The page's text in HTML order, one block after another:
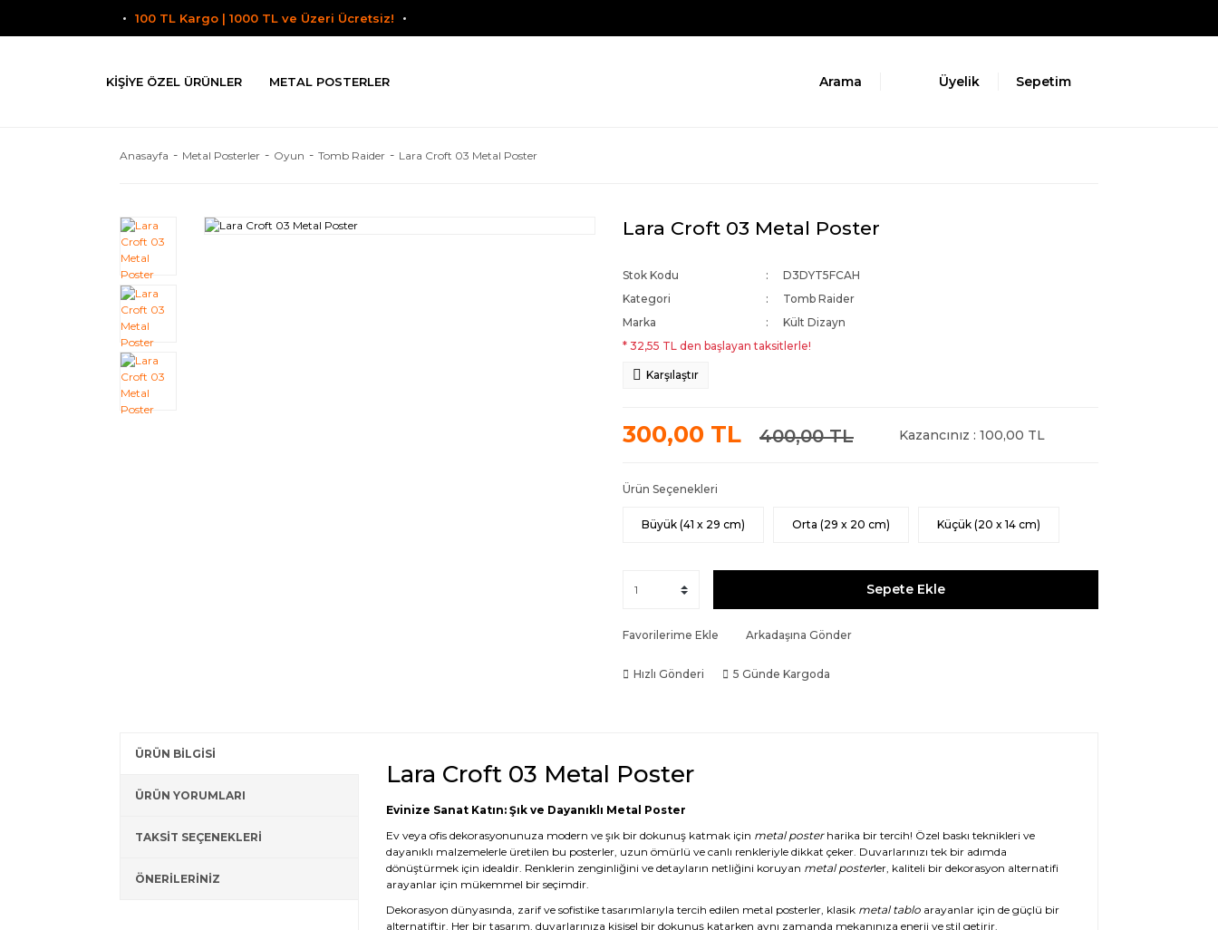
100 TL Kargo | 1000 TL ve Üzeri Ücretsiz!
KIŞIYE ÖZEL ÜRÜNLER METAL POSTERLER Arama Üyelik Sepetim
Anasayfa Metal Posterler Oyun Tomb Raider Lara Croft 03 Metal Poster
Lara Croft 03 Metal Poster
Stok Kodu
D3DYT5FCAH
Kategori
Tomb Raider
Marka
Kült Dizayn
* 32,55 TL den başlayan taksitlerle!
Karşılaştır
300,00 TL 400,00 TL Kazancınız : 100,00 TL
Ürün Seçenekleri
Büyük (41 x 29 cm) Orta (29 x 20 cm) Küçük (20 x 14 cm)
Sepete Ekle
Favorilerime Ekle Arkadaşına Gönder
Hızlı Gönderi 5 Günde Kargoda
ÜRÜN BİLGİSİ
ÜRÜN YORUMLARI
TAKSİT SEÇENEKLERİ
ÖNERİLERİNİZ
Lara Croft 03 Metal Poster
Evinize Sanat Katın: Şık ve Dayanıklı Metal Poster
Ev veya ofis dekorasyonunuza modern ve şık bir dokunuş katmak için metal posterharika bir tercih! Özel baskı teknikleri ve
dayanıklı malzemelerle üretilen bu posterler, uzun ömürlü ve canlı renkleriyle dikkat çeker. Duvarlarınızı tek bir adımda
dönüştürmek için idealdir. Renklerin zenginliğini ve detayların netliğini koruyan metal posterler, kaliteli bir dekorasyon alternatifi
arayanlar için mükemmel bir seçimdir.
Dekorasyon dünyasında, zarif ve sofistike tasarımlarıyla tercih edilen metal posterler, klasik metal tabloarayanlar için de güçlü bir
alternatiftir. Her bir tasarım, duvarlarınıza kişisel bir dokunuş katarken aynı zamanda mekanınıza enerji ve stil getirir.